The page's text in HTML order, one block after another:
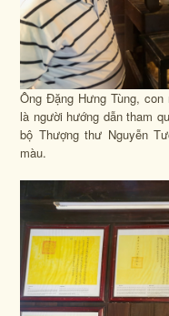
Ông Đặng Hưng Tùng,
là người hướng dẫn tham
bộ Thượng thư Nguyễn
màu.